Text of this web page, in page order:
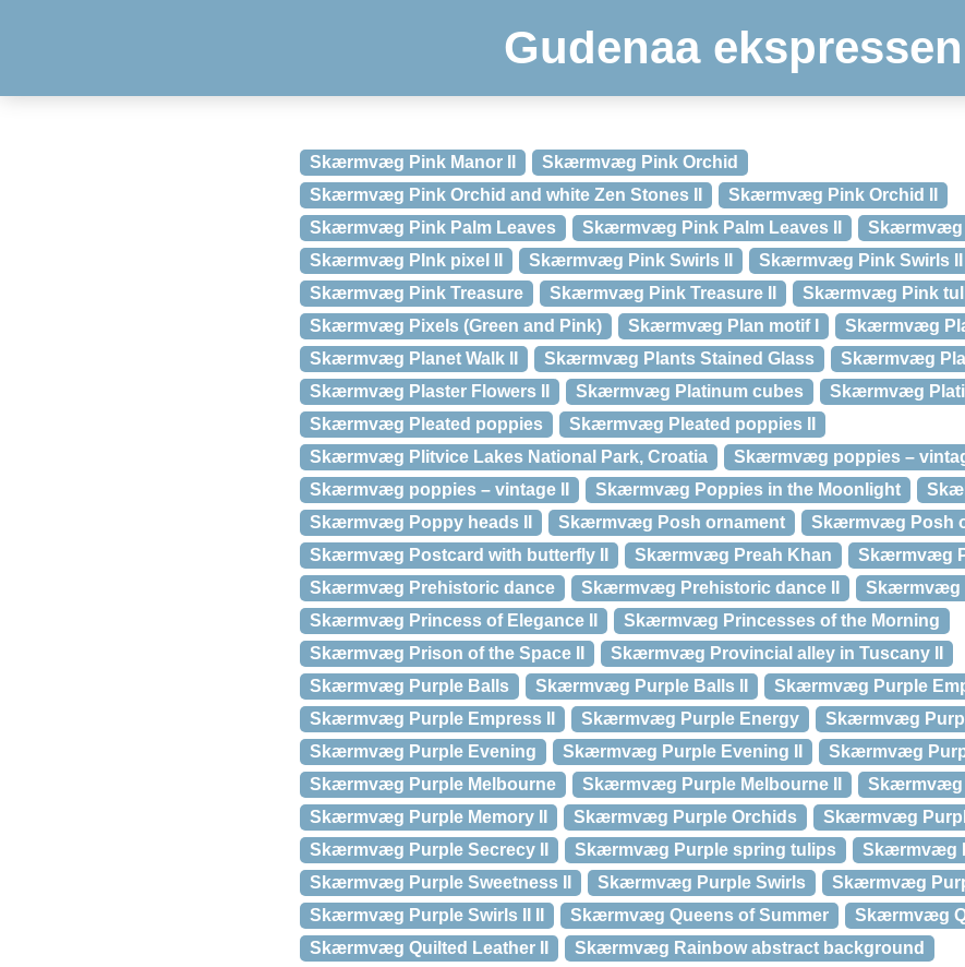
Gudenaa ekspressen
Skærmvæg Pink Manor II
Skærmvæg Pink Orchid
Skærmvæg Pink Orchid and white Zen Stones II
Skærmvæg Pink Orchid II
Skærmvæg Pink Palm Leaves
Skærmvæg Pink Palm Leaves II
Skærmvæg
Skærmvæg PInk pixel II
Skærmvæg Pink Swirls II
Skærmvæg Pink Swirls II
Skærmvæg Pink Treasure
Skærmvæg Pink Treasure II
Skærmvæg Pink
Skærmvæg Pixels (Green and Pink)
Skærmvæg Plan motif I
Skærmvæg
Skærmvæg Planet Walk II
Skærmvæg Plants Stained Glass
Skærmvæg
Skærmvæg Plaster Flowers II
Skærmvæg Platinum cubes
Skærmvæg
Skærmvæg Pleated poppies
Skærmvæg Pleated poppies II
Skærmvæg Plitvice Lakes National Park, Croatia
Skærmvæg poppies –
Skærmvæg poppies – vintage II
Skærmvæg Poppies in the Moonlight
Skærmvæg Poppy heads II
Skærmvæg Posh ornament
Skærmvæg Posh
Skærmvæg Postcard with butterfly II
Skærmvæg Preah Khan
Skærmvæg
Skærmvæg Prehistoric dance
Skærmvæg Prehistoric dance II
Skærmvæg
Skærmvæg Princess of Elegance II
Skærmvæg Princesses of the Morning
Skærmvæg Prison of the Space II
Skærmvæg Provincial alley in Tuscany II
Skærmvæg Purple Balls
Skærmvæg Purple Balls II
Skærmvæg Purple
Skærmvæg Purple Empress II
Skærmvæg Purple Energy
Skærmvæg
Skærmvæg Purple Evening
Skærmvæg Purple Evening II
Skærmvæg
Skærmvæg Purple Melbourne
Skærmvæg Purple Melbourne II
Skærmvæg
Skærmvæg Purple Memory II
Skærmvæg Purple Orchids
Skærmvæg
Skærmvæg Purple Secrecy II
Skærmvæg Purple spring tulips
Skærmvæg
Skærmvæg Purple Sweetness II
Skærmvæg Purple Swirls
Skærmvæg
Skærmvæg Purple Swirls II II
Skærmvæg Queens of Summer
Skærmvæg
Skærmvæg Quilted Leather II
Skærmvæg Rainbow abstract background